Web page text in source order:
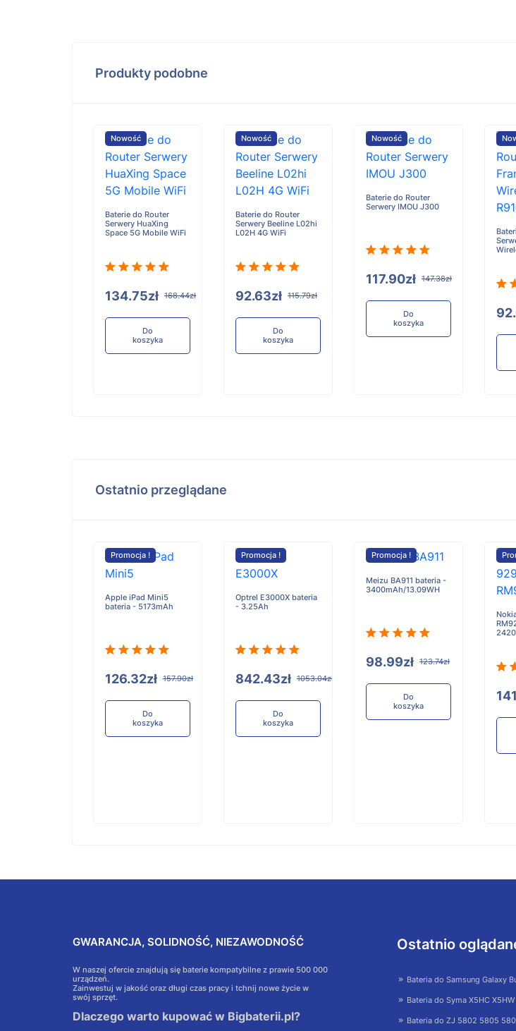
Produkty podobne
Nowość
Baterie do Router
Serwery HuaXing
Space 5G Mobile WiFi
134.75zł 168.44zł
Do
koszyka
Nowość
Baterie do Router
Serwery Beeline L02hi
L02H 4G WiFi
92.63zł 115.79zł
Do
koszyka
Nowość
Baterie do Router
Serwery IMOU J300
117.90zł 147.38zł
Do
koszyka
Ostatnio przeglądane
Promocja !
Apple iPad Mini5
bateria - 5173mAh
126.32zł 157.90zł
Do
koszyka
Promocja !
Optrel E3000X bateria
- 3.25Ah
842.43zł 1053.04zł
Do
koszyka
Promocja !
Meizu BA911 bateria -
3400mAh/13.09WH
98.99zł 123.74zł
Do
koszyka
GWARANCJA, SOLIDNOŚĆ, NIEZAWODNOŚĆ
W naszej ofercie znajdują się baterie kompatybilne z prawie 500 000
urządzeń.
Zainwestuj w jakość oraz długi czas pracy i tchnij nowe życie w
swój sprzęt.
Dlaczego warto kupować w Bigbaterii.pl?
Ostatnio
Bateria do Samsung Galaxy
Bateria do Syma X5HC
Bateria do ZJ 5802 5805